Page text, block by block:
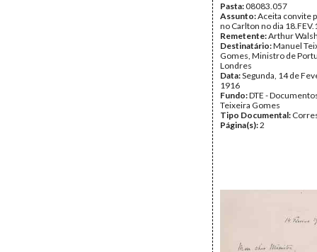
Pasta:08083.057
Assunto:Aceita convite
no Carlton no dia
Remetente:Arthur
Destinatário:Manuel
Gomes, Ministro de
Londres
Data:Segunda, 14 de
1916
Fundo:DTE -
Teixeira Gomes
Tipo Documental:
Página(s):2